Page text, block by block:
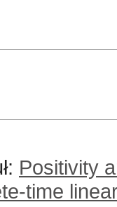
Positivity
time